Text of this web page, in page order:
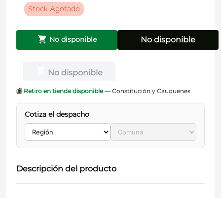
Stock Agotado
No disponible No disponible
No disponible
🏬 Retiro en tienda disponible— Constitución y Cauquenes
Cotiza el despacho
Descripción del producto